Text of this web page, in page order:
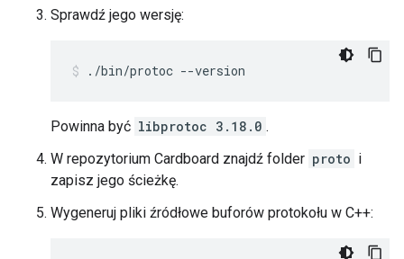
Sprawdź jego wersję:
./bin/protoc --version
Powinna być libprotoc 3.18.0 .
W repozytorium Cardboard znajdź folder proto i
zapisz jego ścieżkę.
Wygeneruj pliki źródłowe buforów protokołu w C++: